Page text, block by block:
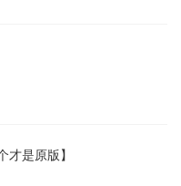
才是原版】